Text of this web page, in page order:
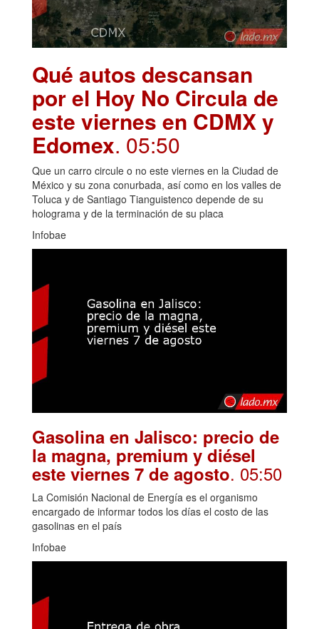
Qué autos descansan
por el Hoy No Circula de
este viernes en CDMX y
Edomex. 05:50
Que un carro circule o no este viernes en la Ciudad de
México y su zona conurbada, así como en los valles de
Toluca y de Santiago Tianguistenco depende de su
holograma y de la terminación de su placa
Infobae
Gasolina en Jalisco: precio de
la magna, premium y diésel
este viernes 7 de agosto. 05:50
La Comisión Nacional de Energía es el organismo
encargado de informar todos los días el costo de las
gasolinas en el país
Infobae